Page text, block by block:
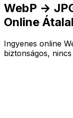
WebP →
Online
Ingyenes online
biztonságos,